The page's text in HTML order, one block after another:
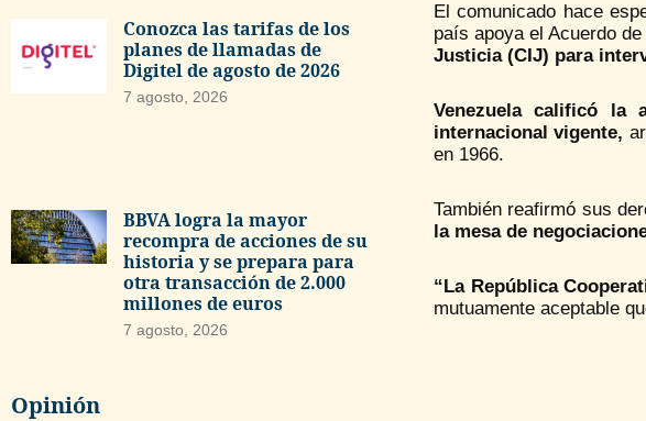
Conozca las tarifas de los
planes de llamadas de
Digitel de agosto de 2026
7 agosto, 2026
BBVA logra la mayor
recompra de acciones de su
historia y se prepara para
otra transacción de 2.000
millones de euros
7 agosto, 2026
Opinión
El comunicado hace
país apoya el Acuerdo
Justicia (CIJ) para
Venezuela calificó la
internacional vigente,
en 1966.
También reafirmó sus
la mesa de
“La República
mutuamente aceptable